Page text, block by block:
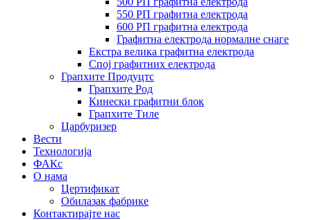
550 РП графитна електрода
600 РП графитна електрода
Графитна електрода нормалне снаге
Екстра велика графитна електрода
Спој графитних електрода
Грапхите Продуцтс
Грапхите Род
Кинески графитни блок
Грапхите Тиле
Царбуризер
Вести
Технологија
ФАКс
О нама
Цертификат
Обилазак фабрике
Контактирајте нас